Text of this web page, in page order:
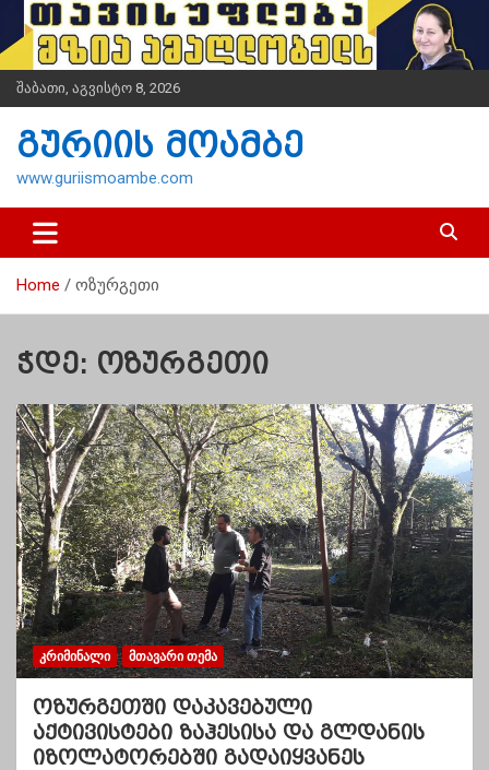
i
t
n
შაბათი, აგვისტო 8, 2026
გურიის მოამბე
www.guriismoambe.com
Home ოზურგეთი
ჭდე: ოზურგეთი
ᲙᲠᲘᲛᲘᲜᲐᲚᲘ ᲛᲗᲐᲕᲐᲠᲘ ᲗᲔᲛᲐ
ოზურგეთში დაკავებული
აქტივისტები ზაჰესისა და გლდანის
იზოლატორებში გადაიყვანეს